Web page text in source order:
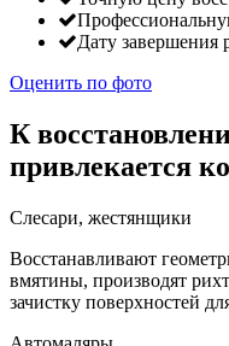
Дату завершения
Оценить по фото
К
привлекается
Слесари, жестянщики
Восстанавливают
вмятины, производят
зачистку поверхностей